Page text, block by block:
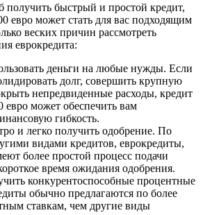
получить быстрый и простой кредит,
евро может стать для вас подходящим
веских причин рассмотреть
еврокредита:
деньги на любые нужды. Если
долг, совершить крупную
непредвиденные расходы, кредит
евро может обеспечить вам
гибкость.
и легко получить одобрение. По
видами кредитов, еврокредиты,
более простой процесс подачи
время ожидания одобрения.
конкурентоспособные процентные
обычно предлагаются по более
ставкам, чем другие виды